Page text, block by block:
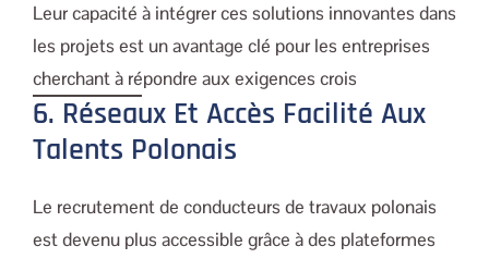
Leur capacité à intégrer ces solutions innovantes dans
les projets est un avantage clé pour les entreprises
cherchant à répondre aux exigences crois
6. Réseaux Et Accès Facilité Aux
Talents Polonais
Le recrutement de conducteurs de travaux polonais
est devenu plus accessible grâce à des plateformes